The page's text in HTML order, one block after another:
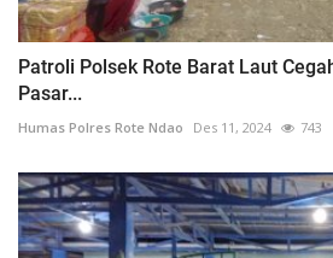
Patroli Polsek Rote Barat Laut
Pasar...
Humas Polres Rote Ndao Des 11, 2024 743